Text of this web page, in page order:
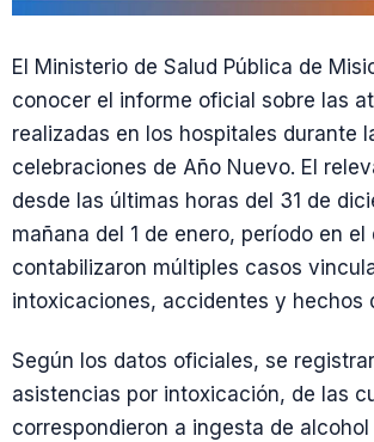
El Ministerio de Salud Pública de
conocer el informe oficial sobre las
realizadas en los hospitales durante
celebraciones de Año Nuevo. El
desde las últimas horas del 31 de
mañana del 1 de enero, período en el
contabilizaron múltiples casos
intoxicaciones, accidentes y hechos
Según los datos oficiales, se
asistencias por intoxicación, de las
correspondieron a ingesta de